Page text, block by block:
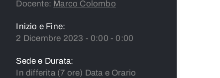
Docente: Marco Colombo
Inizio e Fine:
2 Dicembre 2023 - 0:00 - 0:00
Sede e Durata:
In differita (7 ore) Data e Orario